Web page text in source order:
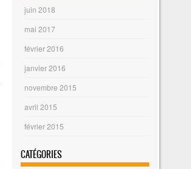
juin 2018
mai 2017
février 2016
janvier 2016
novembre 2015
avril 2015
février 2015
CATÉGORIES